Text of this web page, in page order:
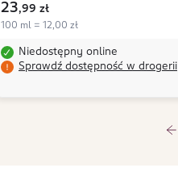
23,99 zł
100 ml = 12,00 zł
Niedostępny online
Sprawdź dostępność w drogerii